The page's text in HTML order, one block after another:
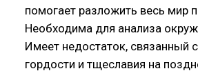
помогает разложить весь мир
Необходима для анализа
Имеет недостаток, связанный
гордости и тщеславия на